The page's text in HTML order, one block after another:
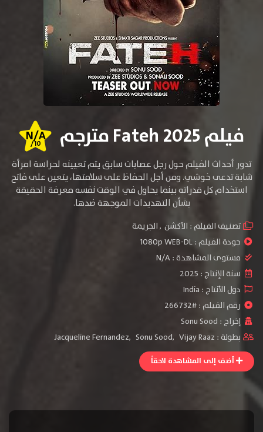
فيلم Fateh 2025 مترجم N/A
/10
تدور أحداث الفيلم حول رجل عصابات سابق يتم تعيينه لحراسة امرأة
شابة تدعى خوشي. ومن أجل الحفاظ على سلامتها، يتعين على فاتح
استخدام كل قدراته بينما يحاول في الوقت نفسه معرفة الحقيقة
بشأن التهديدات الموجهة ضدها.
تصنيف الفيلم : الأكشن ,الجريمة
جودة الفيلم :1080p WEB-DL
مستوى المشاهدة :N/A
سنة الإنتاج : 2025
دول الأنتاج : India
رقم الفيلم : #266732
إخراج : Sonu Sood
بطولة :
Jacqueline Fernandez, Sonu Sood, Vijay Raaz
أضف إلى المشاهدة لاحقاً